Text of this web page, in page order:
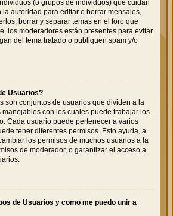
(o grupos de individuos) que cuidan
autoridad para editar o borrar mensajes,
borrar y separar temas en el foro que
los moderadores están presentes para evitar
del tema tratado o publiquen spam y/o
Usuarios?
son conjuntos de usuarios que dividen a la
con los cuales puede trabajar los
Cada usuario puede pertenecer a varios
tener diferentes permisos. Esto ayuda, a
los permisos de muchos usuarios a la
de moderador, o garantizar el acceso a
de Usuarios y como me puedo unir a